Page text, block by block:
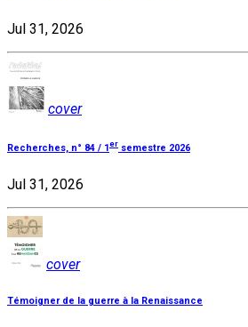
Jul 31, 2026
cover
Recherches, n° 84 / 1er semestre 2026
Jul 31, 2026
cover
Témoigner de la guerre à la Renaissance